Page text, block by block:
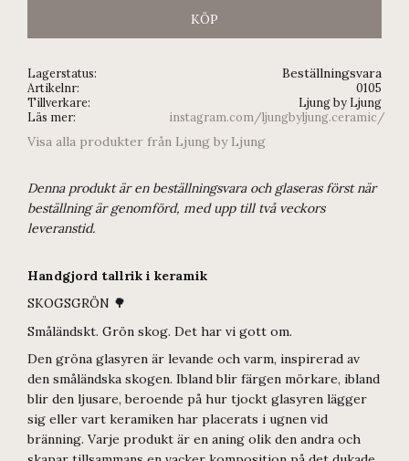
KÖP
Lagerstatus Beställningsvara
Artikelnr
0105
Tillverkare
Ljung by Ljung
Läs mer
instagram.com/ljungbyljung.ceramic/
Visa alla produkter från Ljung by Ljung
Denna produkt är en beställningsvara och glaseras först när
beställning är genomförd, med upp till två veckors
leveranstid.
Handgjord tallrik i keramik
SKOGSGRÖN 🌳
Småländskt. Grön skog. Det har vi gott om.
Den gröna glasyren är levande och varm, inspirerad av
den småländska skogen. Ibland blir färgen mörkare, ibland
blir den ljusare, beroende på hur tjockt glasyren lägger
sig eller vart keramiken har placerats i ugnen vid
bränning. Varje produkt är en aning olik den andra och